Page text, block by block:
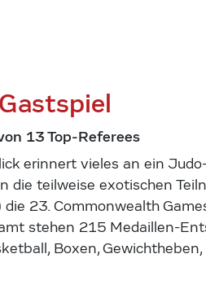
13 Top-Referees
erinnert vieles an ein
die teilweise exotischen
die 23. Commonwealth
stehen 215 Medaillen-
Boxen,